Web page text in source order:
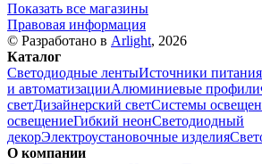
Показать все магазины
Правовая информация
© Разработано в Arlight, 2026
Каталог
Светодиодные лентыИсточники питания
и автоматизацииАлюминиевые профили
светДизайнерский светСистемы
освещениеГибкий неонСветодиодный
декорЭлектроустановочные изделия
О компании